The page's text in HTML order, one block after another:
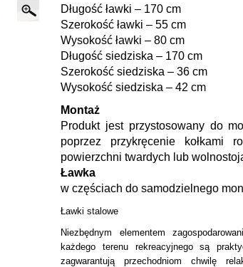
Długość ławki – 170 cm
Szerokość ławki – 55 cm
Wysokość ławki – 80 cm
Długość siedziska – 170 cm
Szerokość siedziska – 36 cm
Wysokość siedziska – 42 cm
Montaż
Produkt jest przystosowany do
poprzez przykręcenie kołkami
powierzchni twardych lub
Ławka
w częściach do samodzielnego
Ławki stalowe
Niezbędnym elementem
każdego terenu rekreacyjnego są
zagwarantują przechodniom chwilę